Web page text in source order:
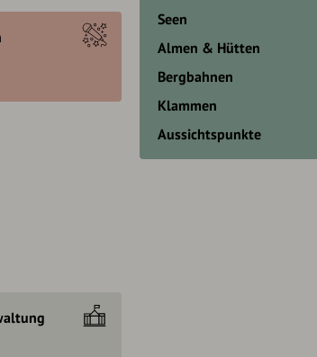
Seen
Almen & Hütten
Bergbahnen
Klammen
Aussichtspunkte